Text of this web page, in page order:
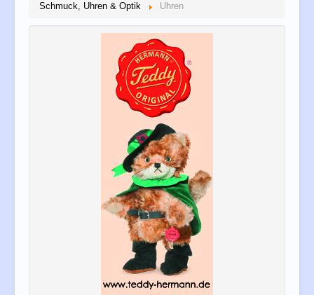
Schmuck, Uhren & Optik
Uhren